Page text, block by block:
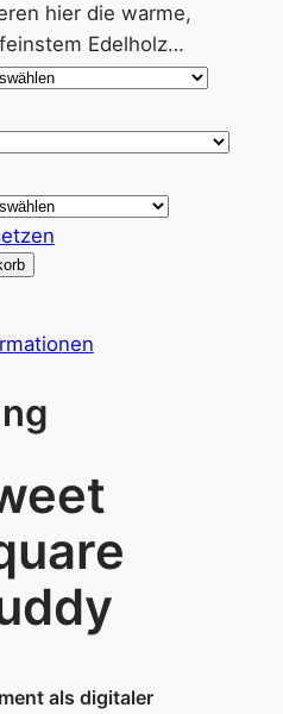
:
3
,
9
5
€
i
3
6
,
5
hier die warme,
Edelholz…
als digitaler